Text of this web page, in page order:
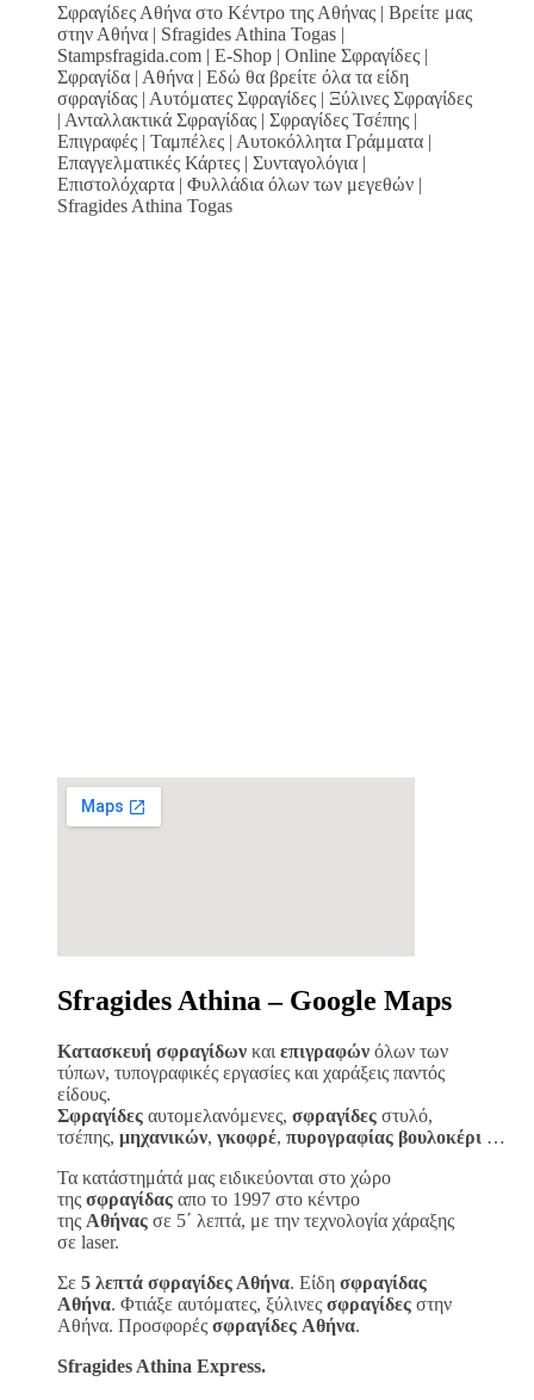
Σφραγίδες Αθήνα στο Κέντρο της Αθήνας | Βρείτε μας
στην Αθήνα | Sfragides Athina Togas |
Stampsfragida.com | E-Shop | Online Σφραγίδες |
Σφραγίδα | Αθήνα | Εδώ θα βρείτε όλα τα είδη
σφραγίδας | Αυτόματες Σφραγίδες | Ξύλινες Σφραγίδες
| Ανταλλακτικά Σφραγίδας | Σφραγίδες Τσέπης |
Επιγραφές | Ταμπέλες | Αυτοκόλλητα Γράμματα |
Επαγγελματικές Κάρτες | Συνταγολόγια |
Επιστολόχαρτα | Φυλλάδια όλων των μεγεθών |
Sfragides Athina Togas
Sfragides Athina – Google Maps
Κατασκευή σφραγίδων και επιγραφών όλων των
τύπων, τυπογραφικές εργασίες και χαράξεις παντός
είδους.
Σφραγίδες αυτομελανόμενες, σφραγίδες στυλό,
τσέπης, μηχανικών, γκοφρέ, πυρογραφίας βουλοκέρι …
Τα κατάστημάτά μας ειδικεύονται στο χώρο
της σφραγίδας απο το 1997 στο κέντρο
της Αθήνας σε 5΄ λεπτά, με την τεχνολογία χάραξης
σε laser.
Σε 5 λεπτά σφραγίδες Αθήνα. Είδη σφραγίδας
Αθήνα. Φτιάξε αυτόματες, ξύλινες σφραγίδες στην
Αθήνα. Προσφορές σφραγίδες Αθήνα.
Sfragides Athina Express.